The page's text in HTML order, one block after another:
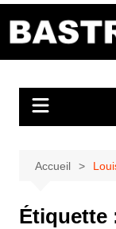
Accueil
Étiquette